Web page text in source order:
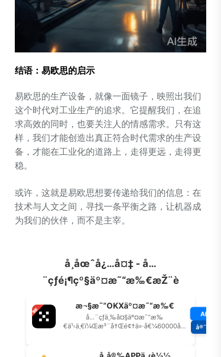
结语：易欧思的启示
易欧思的生产设备，就像一面镜子，映照出我们
这个时代对工业生产的追求。它提醒我们，在追
求高效的同时，也要关注人的情感需求。只有这
样，我们才能创造出真正符合时代需求的生产设
备，才能在工业化的道路上，走得更远，走得更
稳。
或许，这就是易欧思想要传递给我们的信息：在
技术与人文之间，寻找一条平衡之路，让机器成
为我们的伙伴，而不是主宰。